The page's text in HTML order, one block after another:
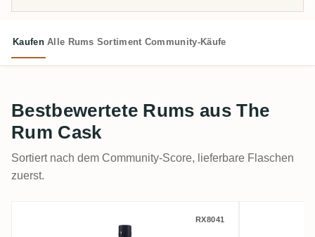
Kaufen Alle Rums Sortiment Community-Käufe
Bestbewertete Rums aus The
Rum Cask
Sortiert nach dem Community-Score, lieferbare Flaschen
zuerst.
TRC Hampden Jamaica C<>H 1990
RX8041